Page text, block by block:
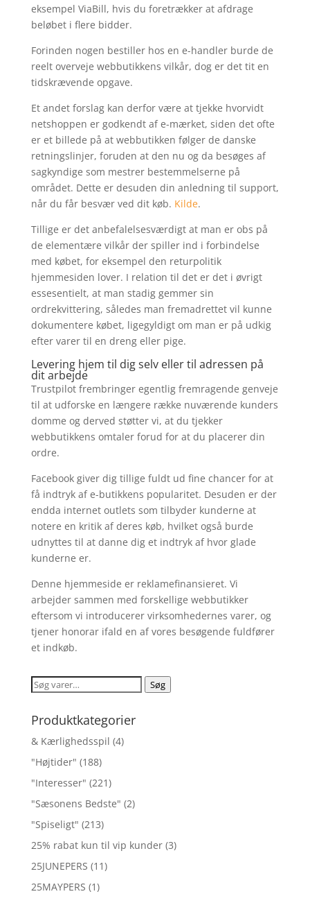
eksempel ViaBill, hvis du foretrækker at afdrage
beløbet i flere bidder.
Forinden nogen bestiller hos en e-handler burde de
reelt overveje webbutikkens vilkår, dog er det tit en
tidskrævende opgave.
Et andet forslag kan derfor være at tjekke hvorvidt
netshoppen er godkendt af e-mærket, siden det ofte
er et billede på at webbutikken følger de danske
retningslinjer, foruden at den nu og da besøges af
sagkyndige som mestrer bestemmelserne på
området. Dette er desuden din anledning til support,
når du får besvær ved dit køb. Kilde.
Tillige er det anbefalelsesværdigt at man er obs på
de elementære vilkår der spiller ind i forbindelse
med købet, for eksempel den returpolitik
hjemmesiden lover. I relation til det er det i øvrigt
essesentielt, at man stadig gemmer sin
ordrekvittering, således man fremadrettet vil kunne
dokumentere købet, ligegyldigt om man er på udkig
efter varer til en dreng eller pige.
Levering hjem til dig selv eller til adressen på
dit arbejde
Trustpilot frembringer egentlig fremragende genveje
til at udforske en længere række nuværende kunders
domme og derved støtter vi, at du tjekker
webbutikkens omtaler forud for at du placerer din
ordre.
Facebook giver dig tillige fuldt ud fine chancer for at
få indtryk af e-butikkens popularitet. Desuden er der
endda internet outlets som tilbyder kunderne at
notere en kritik af deres køb, hvilket også burde
udnyttes til at danne dig et indtryk af hvor glade
kunderne er.
Denne hjemmeside er reklamefinansieret. Vi
arbejder sammen med forskellige webbutikker
eftersom vi introducerer virksomhedernes varer, og
tjener honorar ifald en af vores besøgende fuldfører
et indkøb.
Søg
Søg
Produktkategorier
& Kærlighedsspil (4)
"Højtider" (188)
"Interesser" (221)
"Sæsonens Bedste" (2)
"Spiseligt" (213)
25% rabat kun til vip kunder (3)
25JUNEPERS (11)
25MAYPERS (1)